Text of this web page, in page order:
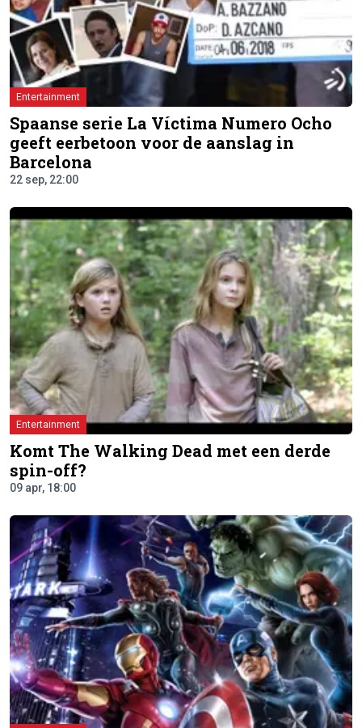
Entertainment
Spaanse serie La Víctima Numero Ocho
geeft eerbetoon voor de aanslag in
Barcelona
22 sep, 22:00
Entertainment
Komt The Walking Dead met een derde
spin-off?
09 apr, 18:00